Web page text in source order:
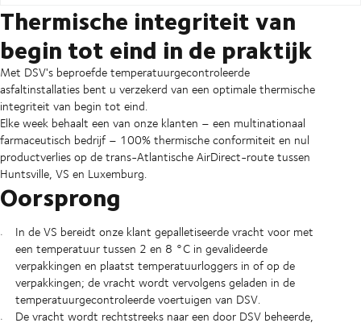
Thermische integriteit van
begin tot eind in de praktijk
Met DSV's beproefde temperatuurgecontroleerde
asfaltinstallaties bent u verzekerd van een optimale thermische
integriteit van begin tot eind.
Elke week behaalt een van onze klanten – een multinationaal
farmaceutisch bedrijf – 100% thermische conformiteit en nul
productverlies op de trans-Atlantische AirDirect-route tussen
Huntsville, VS en Luxemburg.
Oorsprong
In de VS bereidt onze klant gepalletiseerde vracht voor met
een temperatuur tussen 2 en 8 °C in gevalideerde
verpakkingen en plaatst temperatuurloggers in of op de
verpakkingen; de vracht wordt vervolgens geladen in de
temperatuurgecontroleerde voertuigen van DSV.
De vracht wordt rechtstreeks naar een door DSV beheerde,